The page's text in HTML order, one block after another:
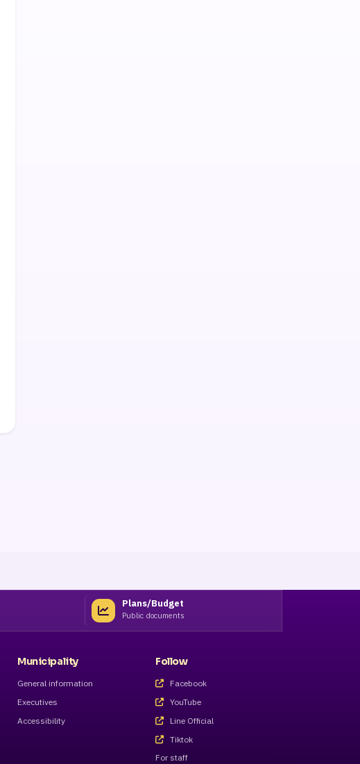
Plans/Budget
Public documents
Municipality
General information
Executives
Accessibility
Follow
Facebook
YouTube
Line Official
Tiktok
For staff